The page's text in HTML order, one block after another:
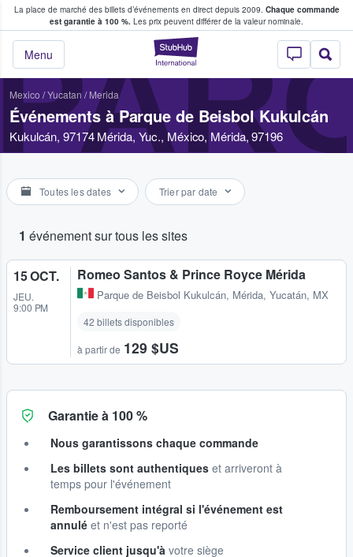
La place de marché des billets d’événements en direct depuis 2009. Chaque commande
est garantie à 100 %. Les prix peuvent différer de la valeur nominale.
StubHub - Où
Menu
fans achètent et vendent des billets
Mexico /Yucatan/ Merida
Événements à Parque de Beisbol Kukulcán
Kukulcán, 97174 Mérida, Yuc., México, Mérida, 97196
Toutes les dates Trier par date
1 événement sur tous les sites
15 OCT.
JEU.
9:00 PM
Romeo Santos & Prince Royce Mérida
Parque de Beisbol Kukulcán, Mérida, Yucatán, MX
42 billets disponibles
à partir de 129 $US
Garantie à 100 %
Nous garantissons chaque commande
Les billets sont authentiques et arriveront à
temps pour l'événement
Remboursement intégral si l'événement est
annulé et n'est pas reporté
Service client jusqu'à votre siège